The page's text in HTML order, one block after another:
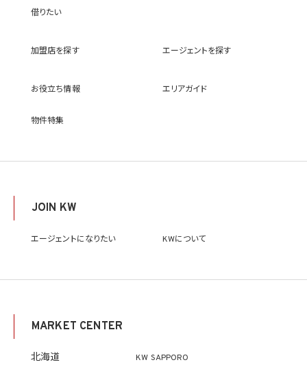
(9) 雇用管理及び社内手続のため（役職員の個人情報について）、並びに人材採用活動
情報を当社又はKWライセンサーが運営するウェブサイト（当社又はKWライセンサーか
(11) 株主管理、会社法その他法令上の手続対応のため（株主、新株予約権者等の個人情
(12) 当社のサービスを通じて実施された不動産に関する取引の実績について、個人を識
別できない形式に加工した統計データを作成するため
2.2 第2.1項第7号に基づいて個人情報の提供を受けた第三者は、当社サービスに関連す
報の主体である個人（以下「本人」といいます。）が、これらの利用目的で個人情報を利用
することについて同意を撤回し又は異議を述べた場合には、当社はただちにその旨を当
ず、利用目的の達成に必要な範囲を超えて個人情報を取り扱いません。但し、次の場合は
(1) 法令に基づく場合
(2) 人の生命、身体又は財産の保護のために必要がある場合であって、本人の同意を得
借りたい
加盟店を探す エージェントを探す
お役立ち情報 エリアガイド
物件特集
JOIN KW
エージェントになりたい KWについて
MARKET CENTER
北海道 KW SAPPORO